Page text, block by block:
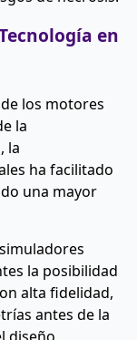
en
los motores
la
la
ha facilitado
una mayor
la posibilidad
alta fidelidad,
antes de la